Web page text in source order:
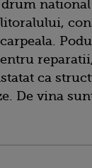
national
ca
De vina